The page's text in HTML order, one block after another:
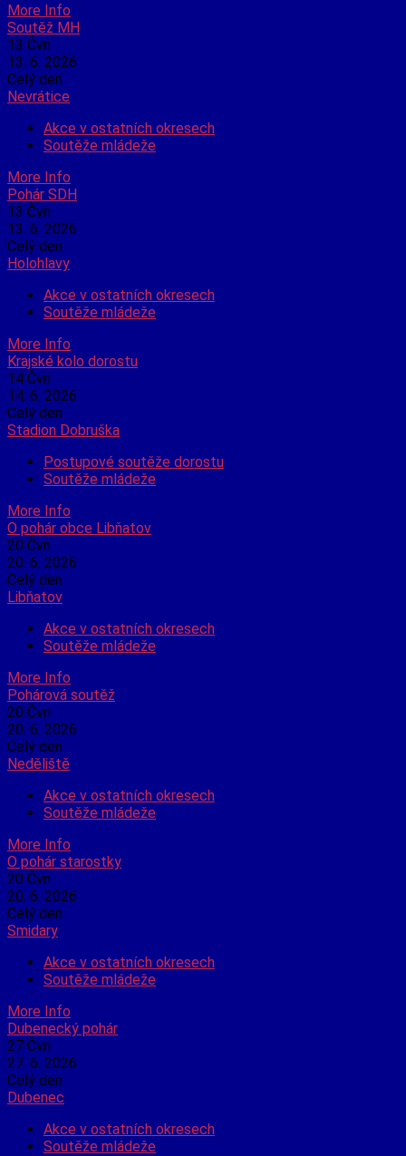
More Info
Soutěž MH
13 Čvn
13. 6. 2026
Celý den
Nevrátice
Akce v ostatních okresech
Soutěže mládeže
More Info
Pohár SDH
13 Čvn
13. 6. 2026
Celý den
Holohlavy
Akce v ostatních okresech
Soutěže mládeže
More Info
Krajské kolo dorostu
14 Čvn
14. 6. 2026
Celý den
Stadion Dobruška
Postupové soutěže dorostu
Soutěže mládeže
More Info
O pohár obce Libňatov
20 Čvn
20. 6. 2026
Celý den
Libňatov
Akce v ostatních okresech
Soutěže mládeže
More Info
Pohárová soutěž
20 Čvn
20. 6. 2026
Celý den
Neděliště
Akce v ostatních okresech
Soutěže mládeže
More Info
O pohár starostky
20 Čvn
20. 6. 2026
Celý den
Smidary
Akce v ostatních okresech
Soutěže mládeže
More Info
Dubenecký pohár
27 Čvn
27. 6. 2026
Celý den
Dubenec
Akce v ostatních okresech
Soutěže mládeže